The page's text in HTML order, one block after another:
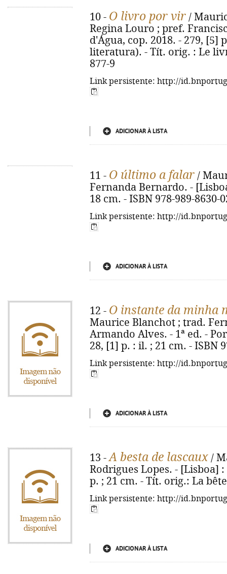
10 - O livro por vir /
Regina Louro ; pref.
d'Água, cop. 2018. - 279, [5]
literatura). - Tít. orig. : Le
877-9
Link persistente: http://
ADICIONAR À LISTA
11 - O último a falar /
Fernanda Bernardo. -
18 cm. - ISBN 978-989-8630-
Link persistente: http://
ADICIONAR À LISTA
12 - O instante da minha
Maurice Blanchot ; trad.
Armando Alves. - 1ª ed. -
28, [1] p. : il. ; 21 cm. - ISBN
Link persistente: http://
ADICIONAR À LISTA
13 -A besta de lascaux /
Rodrigues Lopes. - [Lisboa]
p. ; 21 cm. - Tít. orig.: La
Link persistente: http://
ADICIONAR À LISTA